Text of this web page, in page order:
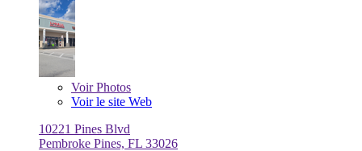
VoirPhotos
Voir le site Web
10221 Pines Blvd
Pembroke Pines, FL 33026